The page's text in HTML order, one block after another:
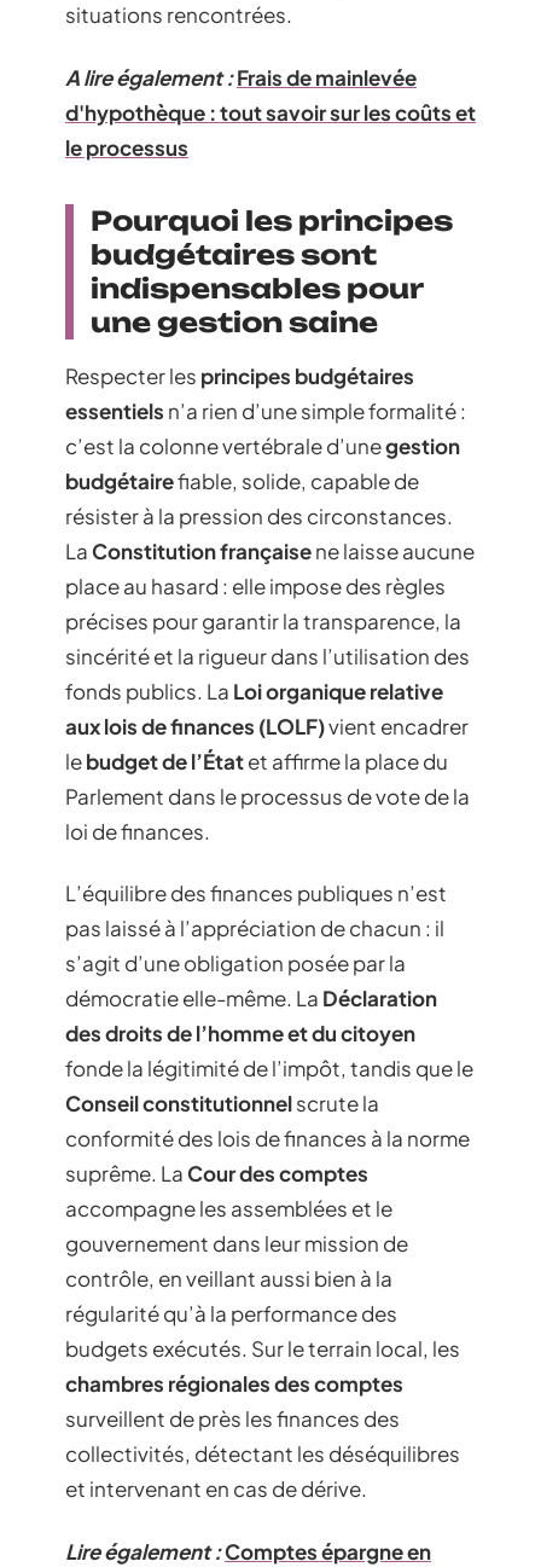
situations rencontrées.
A lire également :Frais de mainlevée
d'hypothèque : tout savoir sur les coûts et
le processus
Pourquoi les principes
budgétaires sont
indispensables pour
une gestion saine
Respecter les principes budgétaires
essentiels n’a rien d’une simple formalité :
c’est la colonne vertébrale d’unegestion
budgétairefiable, solide, capable de
résister à la pression des circonstances.
LaConstitution françaisene laisse aucune
place au hasard : elle impose des règles
précises pour garantir la transparence, la
sincérité et la rigueur dans l’utilisation des
fonds publics. La Loi organique relative
aux lois de finances (LOLF)vient encadrer
lebudget de l’Étatet affirme la place du
Parlement dans le processus de vote de la
loi de finances.
L’équilibre des finances publiques n’est
pas laissé à l’appréciation de chacun : il
s’agit d’une obligation posée par la
démocratie elle-même. La Déclaration
des droits de l’homme et du citoyen
fonde la légitimité de l’impôt, tandis que le
Conseil constitutionnelscrute la
conformité des lois de finances à la norme
suprême. LaCour des comptes
accompagne les assemblées et le
gouvernement dans leur mission de
contrôle, en veillant aussi bien à la
régularité qu’à la performance des
budgets exécutés. Sur le terrain local, les
chambres régionales des comptes
surveillent de près les finances des
collectivités, détectant les déséquilibres
et intervenant en cas de dérive.
Lire également :Comptes épargne en